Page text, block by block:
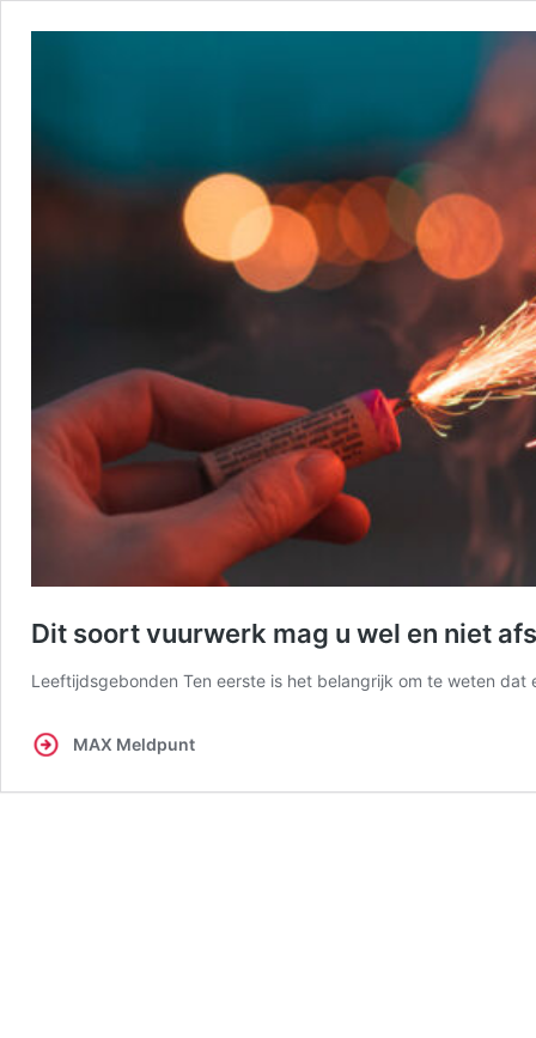
Dit soort vuurwerk mag u wel en niet
Leeftijdsgebonden Ten eerste is het belangrijk om te weten
MAX Meldpunt